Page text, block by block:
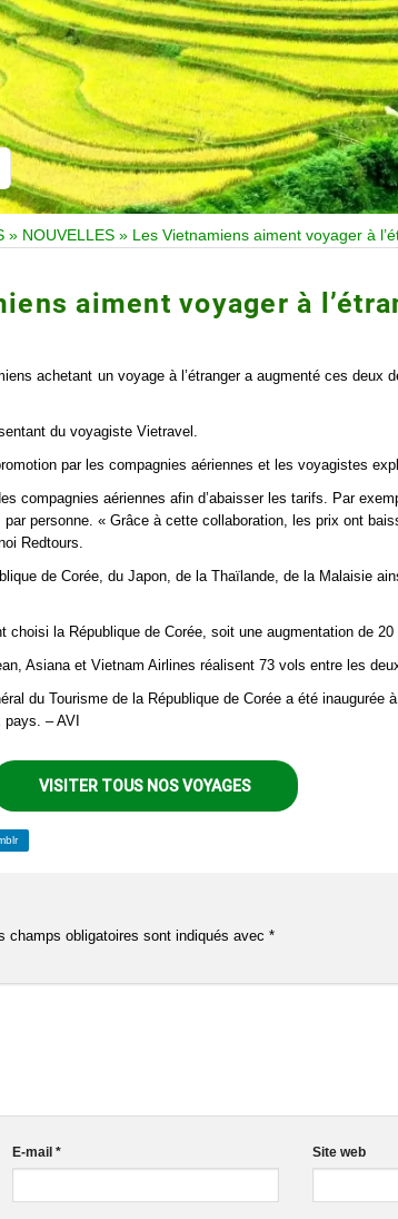
» NOUVELLES » Les Vietnamiens aiment voyager à
aiment voyager à
achetant un voyage à l’étranger a augmenté ces deux
du voyagiste Vietravel.
par les compagnies aériennes et les voyagistes
compagnies aériennes afin d’abaisser les tarifs. Par
personne. « Grâce à cette collaboration, les prix ont
Redtours.
de Corée, du Japon, de la Thaïlande, de la Malaisie
la République de Corée, soit une augmentation de 20
Asiana et Vietnam Airlines réalisent 73 vols entre les
du Tourisme de la République de Corée a été inaugurée
– AVI
VISITER TOUS NOS VOYAGES
champs obligatoires sont indiqués avec *
E-mail * Site web